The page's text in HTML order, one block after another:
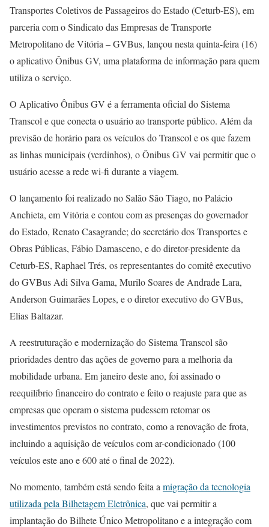
Transportes Coletivos de Passageiros do Estado (Ceturb-ES), em
parceria com o Sindicato das Empresas de Transporte
Metropolitano de Vitória – GVBus, lançou nesta quinta-feira (16)
o aplicativo Ônibus GV, uma plataforma de informação para quem
utiliza o serviço.
O Aplicativo Ônibus GV é a ferramenta oficial do Sistema
Transcol e que conecta o usuário ao transporte público. Além da
previsão de horário para os veículos do Transcol e os que fazem
as linhas municipais (verdinhos), o Ônibus GV vai permitir que o
usuário acesse a rede wi-fi durante a viagem.
O lançamento foi realizado no Salão São Tiago, no Palácio
Anchieta, em Vitória e contou com as presenças do governador
do Estado, Renato Casagrande; do secretário dos Transportes e
Obras Públicas, Fábio Damasceno, e do diretor-presidente da
Ceturb-ES, Raphael Trés, os representantes do comitê executivo
do GVBus Adi Silva Gama, Murilo Soares de Andrade Lara,
Anderson Guimarães Lopes, e o diretor executivo do GVBus,
Elias Baltazar.
A reestruturação e modernização do Sistema Transcol são
prioridades dentro das ações de governo para a melhoria da
mobilidade urbana. Em janeiro deste ano, foi assinado o
reequilíbrio financeiro do contrato e feito o reajuste para que as
empresas que operam o sistema pudessem retomar os
investimentos previstos no contrato, como a renovação de frota,
incluindo a aquisição de veículos com ar-condicionado (100
veículos este ano e 600 até o final de 2022).
No momento, também está sendo feita a migração da tecnologia
utilizada pela Bilhetagem Eletrônica, que vai permitir a
implantação do Bilhete Único Metropolitano e a integração com